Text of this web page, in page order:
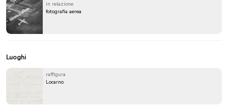
in relazione
fotografia aerea
Luoghi
raffigura
Locarno